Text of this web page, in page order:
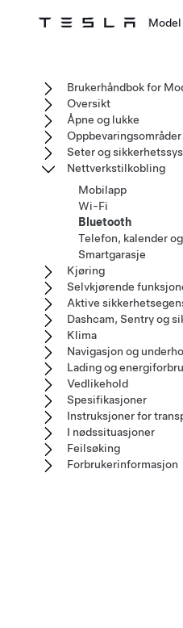
Brukerhåndbok for
Oversikt
Åpne og lukke
Oppbevaringsområder
Seter og
Nettverkstilkobling
Mobilapp
Wi-Fi
Bluetooth
Telefon, kalender
Smartgarasje
Kjøring
Selvkjørende
Aktive
Dashcam, Sentry og
Klima
Navigasjon og
Lading og
Vedlikehold
Spesifikasjoner
Instruksjoner for
I nødssituasjoner
Feilsøking
Forbrukerinformasjon